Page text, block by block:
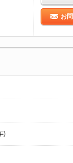
お
)